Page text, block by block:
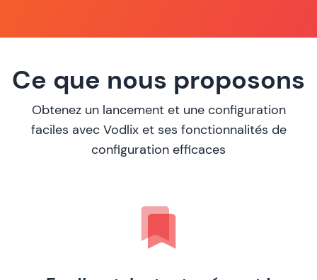
Ce que nous proposons
Obtenez un lancement et une configuration
faciles avec Vodlix et ses fonctionnalités de
configuration efficaces